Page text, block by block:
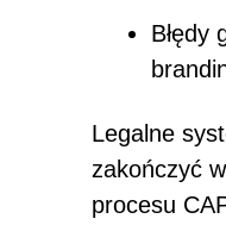
Błędy
Legalne
zakończyć
procesu